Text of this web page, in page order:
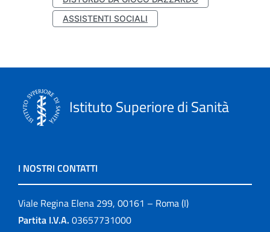
ASSISTENTI SOCIALI
Istituto Superiore di Sanità
I NOSTRI CONTATTI
Viale Regina Elena 299, 00161 – Roma (I)
Partita I.V.A. 03657731000